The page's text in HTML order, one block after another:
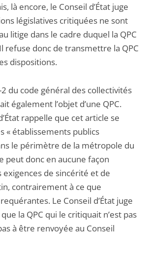
là encore, le Conseil d’État juge
législatives critiquées ne sont
litige dans le cadre duquel la QPC
refuse donc de transmettre la QPC
dispositions.
2 du code général des collectivités
également l’objet d’une QPC.
rappelle que cet article se
« établissements publics
le périmètre de la métropole du
peut donc en aucune façon
de sincérité et de
contrairement à ce que
Le Conseil d’État juge
la QPC qui le critiquait n’est pas
à être renvoyée au Conseil